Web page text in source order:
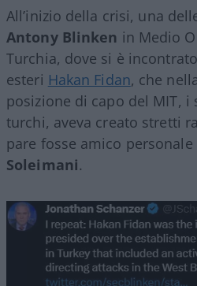
All’inizio della crisi, una
Antony Blinken in Medio
Turchia, dove si è
esteri Hakan Fidan, che
posizione di capo del MIT, i
turchi, aveva creato stretti
pare fosse amico personale
Soleimani.